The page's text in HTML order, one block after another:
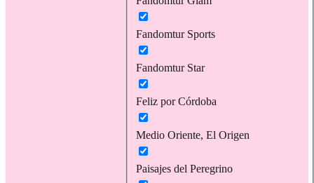
Fandomtur Sports
Fandomtur Star
Feliz por Córdoba
Medio Oriente, El Origen
Paisajes del Peregrino